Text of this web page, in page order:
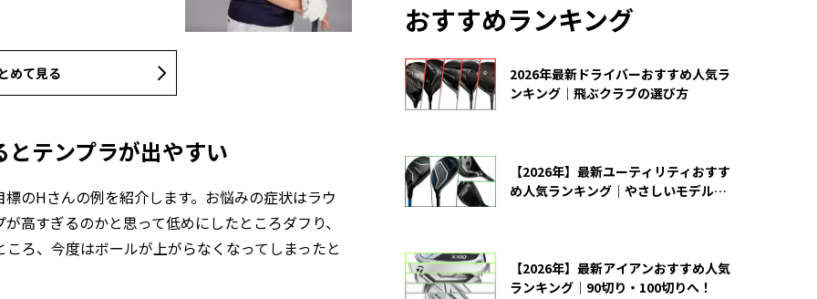
めて見る
テンプラが出やすい
のHさんの例を紹介します。お悩みの症状はラウ
高すぎるのかと思って低めにしたところダフり、
ろ、今度はボールが上がらなくなってしまったと
おすすめランキング
2026年最新ドライバーおすすめ人気ラ
ンキング｜飛ぶクラブの選び方
【2026年】最新ユーティリティおすす
め人気ランキング｜やさしいモデルの
【2026年】最新アイアンおすすめ人気
ランキング｜90切り・100切りへ！